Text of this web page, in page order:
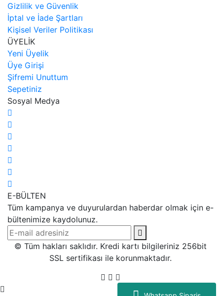
Gizlilik ve Güvenlik
İptal ve İade Şartları
Kişisel Veriler Politikası
ÜYELİK
Yeni Üyelik
Üye Girişi
Şifremi Unuttum
Sepetiniz
Sosyal Medya
E-BÜLTEN
Tüm kampanya ve duyurulardan haberdar olmak için e-
bültenimize kaydolunuz.
© Tüm hakları saklıdır. Kredi kartı bilgileriniz 256bit
SSL sertifikası ile korunmaktadır.